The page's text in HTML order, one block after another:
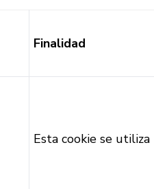
Finalidad
Esta cookie se